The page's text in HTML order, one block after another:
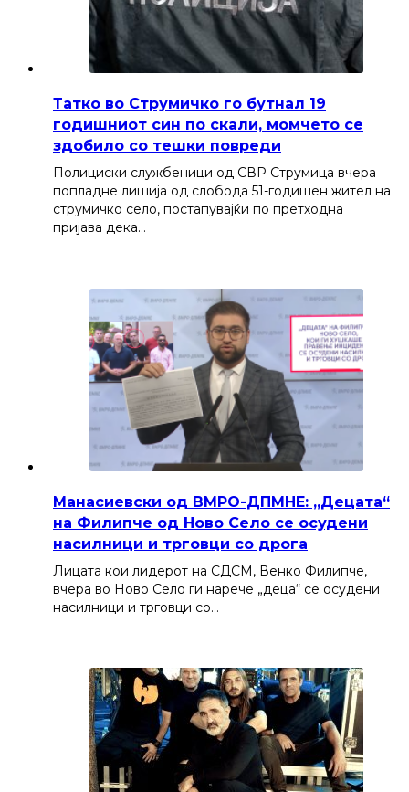
Татко во Струмичко го бутнал 19
годишниот син по скали, момчето се
здобило со тешки повреди
Полициски службеници од СВР Струмица вчера
попладне лишија од слобода 51-годишен жител на
струмичко село, постапувајќи по претходна
пријава дека…
Манасиевски од ВМРО-ДПМНЕ: „Децата“
на Филипче од Ново Село се осудени
насилници и трговци со дрога
Лицата кои лидерот на СДСМ, Венко Филипче,
вчера во Ново Село ги нарече „деца“ се осудени
насилници и трговци со…